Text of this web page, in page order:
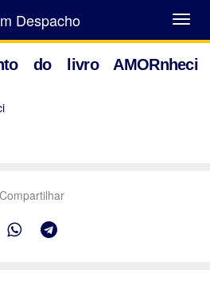
Abrir
Menu
Despacho
do livro AMORnheci
Compartilhar